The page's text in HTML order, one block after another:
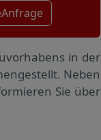
in der
Neben
Sie über